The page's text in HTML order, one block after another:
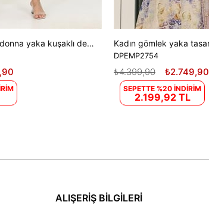
Dipmoda kadın madonna yaka kuşaklı desenli şifon elbise RY10037
DPEMP2754
₺2.749,90
₺4.399,90
SEPETTE %20 İNDİRİM
2.199,92 TL
ALIŞERİŞ BİLGİLERİ